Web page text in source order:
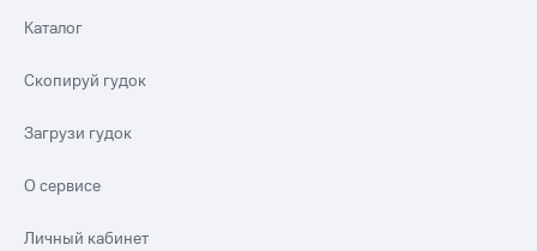
Каталог
Скопируй гудок
Загрузи гудок
О сервисе
Личный кабинет